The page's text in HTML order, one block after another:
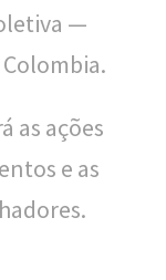
—
as ações
e as